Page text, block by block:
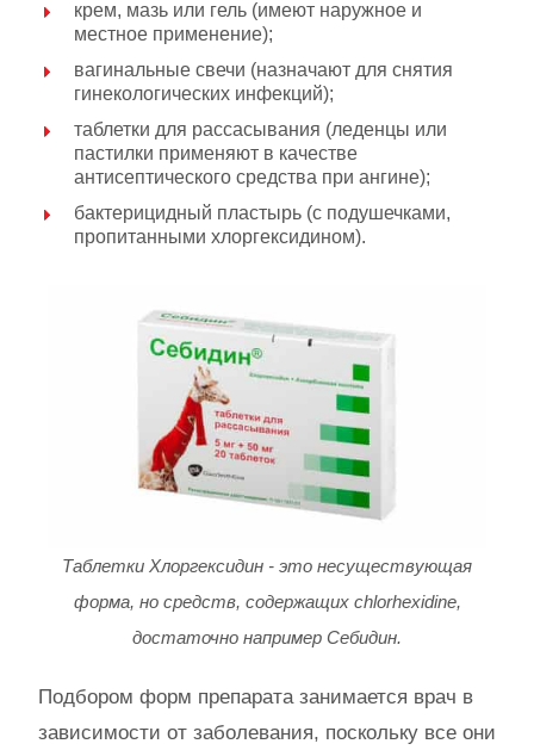
крем, мазь или гель (имеют наружное и
местное применение);
вагинальные свечи (назначают для снятия
гинекологических инфекций);
таблетки для рассасывания (леденцы или
пастилки применяют в качестве
антисептического средства при ангине);
бактерицидный пластырь (с подушечками,
пропитанными хлоргексидином).
Таблетки Хлоргексидин - это несуществующая
форма, но средств, содержащих сhlorhexidine,
достаточно например Себидин.
Подбором форм препарата занимается врач в
зависимости от заболевания, поскольку все они